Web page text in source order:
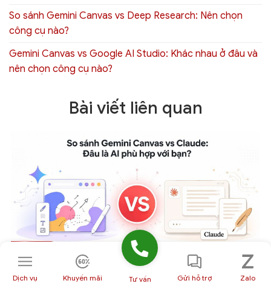
So sánh Gemini Canvas vs Deep Research: Nên chọn
công cụ nào?
Gemini Canvas vs Google AI Studio: Khác nhau ở đâu và
nên chọn công cụ nào?
Bài viết liên quan
So sánh Gemini Canvas vs Claude: Đâu là AI phù hợp
với bạn?
Dịch vụ Khuyến mãi Tư vấn Gửi hỗ trợ Zalo